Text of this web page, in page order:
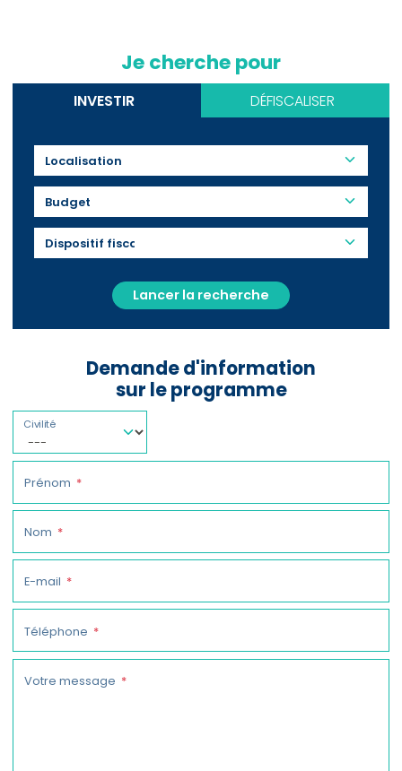
Je cherche pour
INVESTIR DÉFISCALISER
Budget
Lancer la recherche
Demande d'information
sur le programme
Civilité
Prénom
Nom
E-mail
Téléphone
Votre message